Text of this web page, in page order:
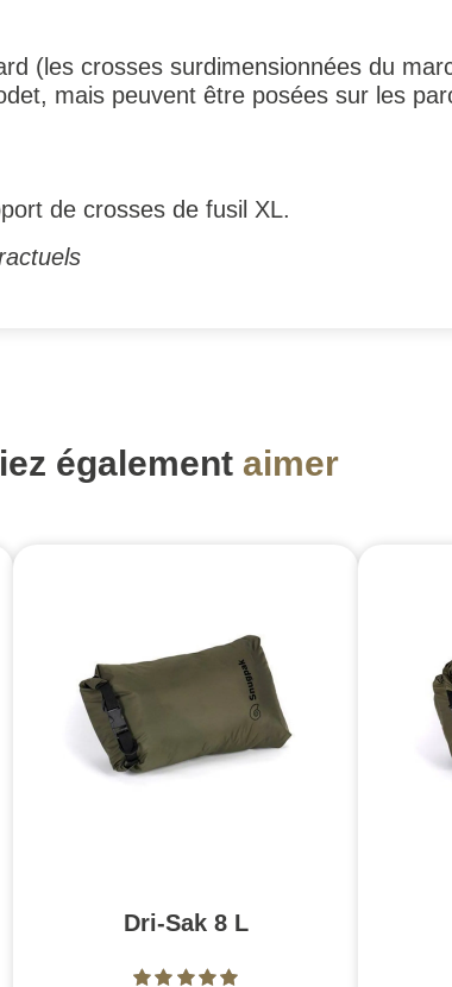
(les crosses surdimensionnées du
mais peuvent être posées sur les
de crosses de fusil XL.
également aimer
Dri-Sak 8 L